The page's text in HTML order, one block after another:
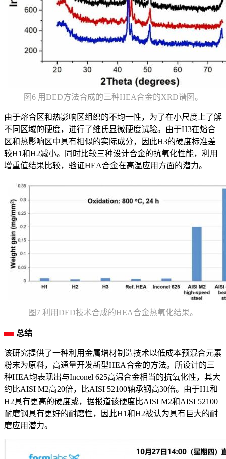
图6 用DED方法合成的三种HEA合金的XRD谱图。
由于熔合区和热影响区组织的不均一性，为了在小尺度上了解
不同区域的硬度，进行了维氏显微硬度试验。由于H3在熔合
区和热影响区中具有相似的实际成分，因此H3的硬度标准差
较H1和H2减小。同时比较三种设计合金的抗氧化性能，利用
增重值结果比较，验证HEA合金在高温应用方面的潜力。
图7 利用DED技术合成的HEA合金热氧化结果。
总结
该研究提供了一种利用金属增材制造技术以低成本预混合元素
粉末为原料，高通量开发新型HEA合金的方法。所设计的三
种HEA均表现出与Inconel 625高温合金相当的抗氧化性，其大
约比AISI M2高20倍，比AISI 52100轴承钢高30倍。由于H1和
H2具有更高的硬度或，据报道该硬度比AISI M2和AISI 52100
耐磨钢具有更好的耐磨性，因此H1和H2被认为具有巨大的耐
磨应用潜力。